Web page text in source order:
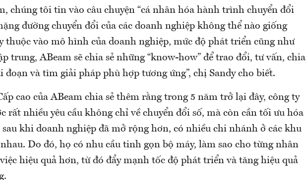
chúng tôi tin vào câu chuyện “cá nhân hóa hành trình chuyển đổi
đường chuyển đổi của các doanh nghiệp không thể nào giống
thuộc vào mô hình của doanh nghiệp, mức độ phát triển cũng như
trung, ABeam sẽ chia sẻ những “know-how” để trao đổi, tư vấn, chia
đoạn và tìm giải pháp phù hợp tương ứng”, chị Sandy cho biết.
cao của ABeam chia sẻ thêm rằng trong 5 năm trở lại đây, công ty
rất nhiều yêu cầu không chỉ về chuyển đổi số, mà còn cần tối ưu hóa
khi doanh nghiệp đã mở rộng hơn, có nhiều chi nhánh ở các khu
Do đó, họ có nhu cầu tinh gọn bộ máy, làm sao cho từng nhân
hiệu quả hơn, từ đó đẩy mạnh tốc độ phát triển và tăng hiệu quả